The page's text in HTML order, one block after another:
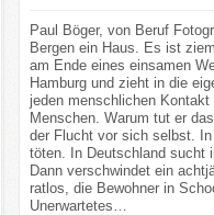
Paul Böger, von Beruf
Bergen ein Haus. Es ist
am Ende eines einsamen
Hamburg und zieht in die
jeden menschlichen
Menschen. Warum tut er
der Flucht vor sich selbst.
töten. In Deutschland sucht
Dann verschwindet ein
ratlos, die Bewohner in
Unerwartetes…